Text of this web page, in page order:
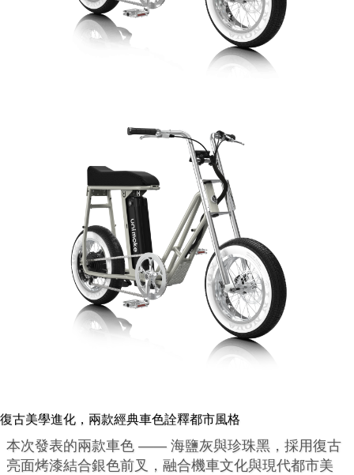
復古美學進化，兩款經典車色詮釋都市風格
本次發表的兩款車色 —— 海鹽灰與珍珠黑，採用復古
亮面烤漆結合銀色前叉，融合機車文化與現代都市美